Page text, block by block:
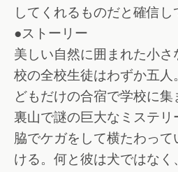
してくれるものだと確信し
●ストーリー
美しい自然に囲まれた小
校の全校生徒はわずか五人
どもだけの合宿で学校に集
裏山で謎の巨大なミステ
脇でケガをして横たわっ
ける。何と彼は犬ではなく